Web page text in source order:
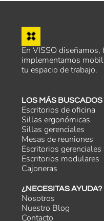
En VISSO diseñamos,
implementamos
tu espacio de trabajo.
LOS MÁS BUSCADOS
Escritorios de oficina
Sillas ergonómicas
Sillas gerenciales
Mesas de reuniones
Escritorios gerenciales
Escritorios modulares
Cajoneras
¿NECESITAS AYUDA?
Nosotros
Nuestro Blog
Contacto